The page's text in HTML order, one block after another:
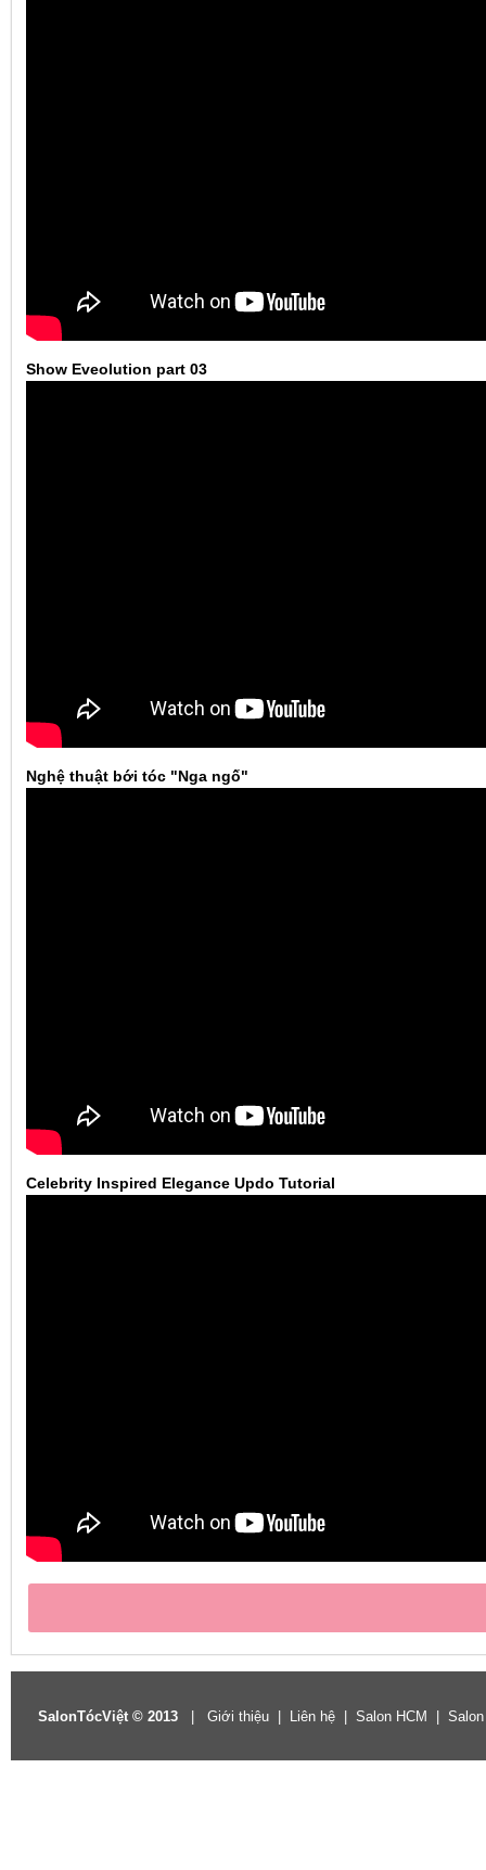
Show Eveolution part 03
Nghệ thuật bới tóc "Nga ngố"
Celebrity Inspired Elegance Updo Tutorial
SalonTócViệt © 2013 Giới thiệu Liên hệ Salon HCM